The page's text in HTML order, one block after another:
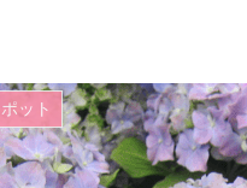
ット